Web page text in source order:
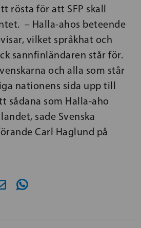
rösta för att SFP skall
– Halla-ahos beteende
vilket språkhat och
sannfinländaren står för.
och alla som står
nationens sida upp till
sådana som Halla-aho
sade Svenska
Carl Haglund på